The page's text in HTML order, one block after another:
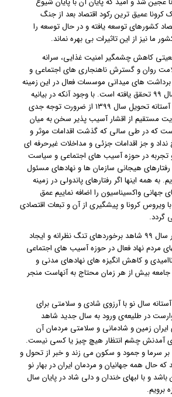
کرونا عمیق ترین رکود اقتصاد بعد از جنگ
کشورهای توسعه یافته و در حال توسعه را
ما نیز از این تاثیرات بی بهره نماند.
کاهش چشمگیر امنیت غذایی، سرانه
روان و گسترش ناهنجاری های اجتماعی و
های میدانی موسسات فعال در این زمینه
و نهادهای مسئول در سال ۹۹ تحقق یافته است. با وجود آنکه در بیانیه
سال گذشته موسسه در آستانه تحویل سال ۱۳۹۹ از ضرورت توجه جدی
مستقیم از اقشار آسیب پذیر سخن به میان
که در طی سالی که گذشت اقدامات موثر و
نداد و جز اقدامات جزئی و مداخلات غیرحرفه ای
در حوزه آسیب های اجتماعی و سیاست
رفتارهای هیجانی سازمان ها و نهادهای مسئول
به همه اینها اگر رفتارهای پاندولی در زمینه
جهانی واکسیناسیون را اضافه نماییم عمق
ویروس کرونا و پیشگیری از آن و تبعات اقتصادی
گردد.
در این میان متاسفانه در سال ۹۹ شاهد برخوردهای تنگ نظرانه و ایجاد
مردم نهاد فعال در حوزه آسیب های اجتماعی
و کاهش انگیزه های نهادهای مدنی و
بیش از هر زمان محتاج به آنهاست منجر
سال نو با آرزوی شادی و سلامتی برای
در طلیعه‌ی ورود به سال جدید شاهد
ایران زمین و شادمانی و سلامتی مردمان آن
آمدنش چشم انتظار هیچ چیز یا کسی نیست.
سرما و جمود و سکون می زند و خبر از تحول و
حال همه جهانیان و مردمان ایران در بهار نو
باشد و با لبهای خندان و دلی شاد در پایان سال